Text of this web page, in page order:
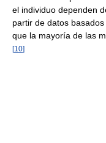
el individuo dependen
partir de datos
que la mayoría de las
[10]